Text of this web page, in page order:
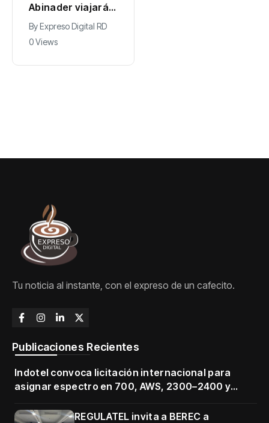
Abinader viajará a
Colombia para
participar en la
toma de posesión
de Abelardo de la
ByExpreso Digital RD
0 Views
Tu noticia al instante, con el expreso de un cafecito.
Publicaciones Recientes
Indotel convoca licitación internacional para
asignar espectro en 700, AWS, 2300–2400 y
REGULATEL invita a BEREC a